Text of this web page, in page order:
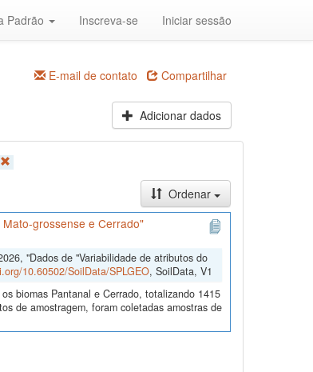
Padrão Inscreva-se Iniciar sessão
E-mail de contato Compartilhar
Adicionar dados
Ordenar
grossense e Cerrado"
"Dados de "Variabilidade de atributos do
10.60502/SoilData/SPLGEO, SoilData, V1
biomas Pantanal e Cerrado, totalizando 1415
de amostragem, foram coletadas amostras de